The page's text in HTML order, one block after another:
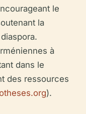
le
la
à
dans le
des ressources
).